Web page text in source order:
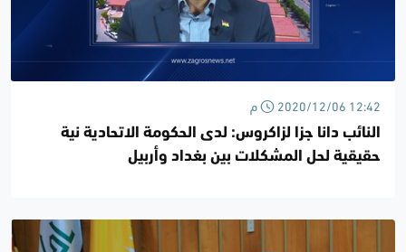
2020/12/06 12:42 م
النائب دانا جزا لزاكروس: لدى الحكومة الاتحادية نية
حقيقية لحل المشكلات بين بغداد وأربيل